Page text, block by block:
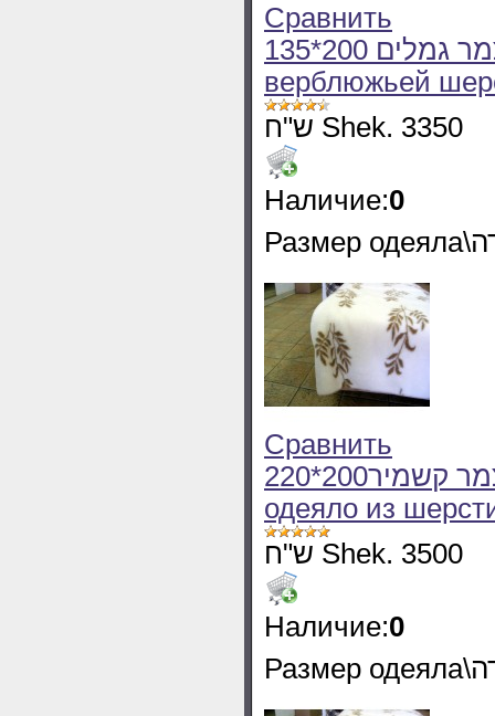
Сравнить
135*200 שמיכה יחיד חורף מצמר גמלים Одеяло из
верблюжьей
ש"ח Shek. 3350
Наличие:0
Сравнить
220*200שמיכה חורף מצמר קשמיר Olivia Зимнее
одеяло из
ש"ח Shek. 3500
Наличие:0